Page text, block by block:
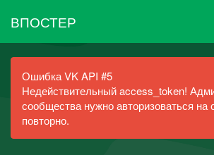
ВПОСТЕР
Ошибка VK API #5
Недействительный access_token!
сообщества нужно авторизоваться на
повторно.